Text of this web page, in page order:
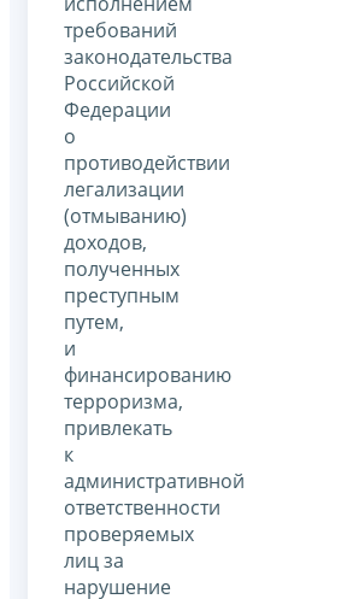
требований
законодательства
Российской
Федерации
о
противодействии
легализации
(отмыванию)
доходов,
полученных
преступным
путем,
и
финансированию
терроризма,
привлекать
к
административной
ответственности
проверяемых
лиц за
нарушение